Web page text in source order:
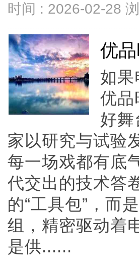
时间 : 2026-02-28 浏
优
如果
优品
好舞
家以研究与试验
每一场戏都有底
代交出的技术答
的“工具包”，而
组，精密驱动着
是供......